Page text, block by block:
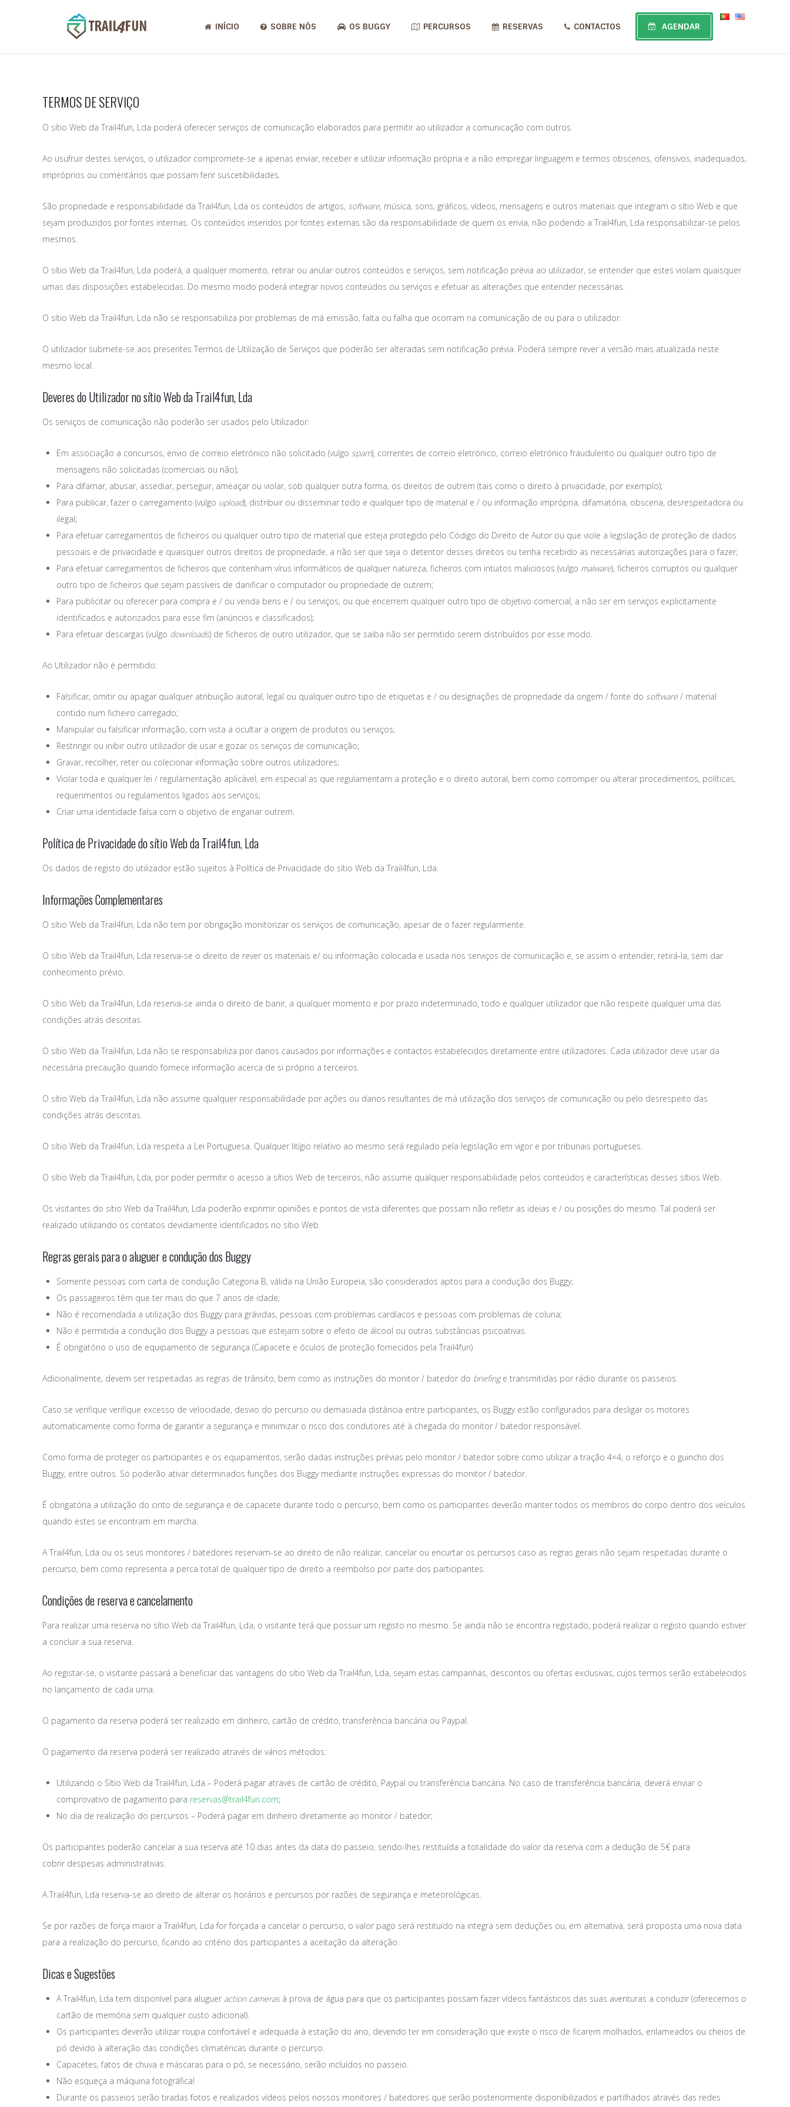
INÍCIO SOBRE NÓS OS BUGGY PERCURSOS RESERVAS CONTACTOS AGENDAR
TERMOS DE SERVIÇO
O sítio Web da Trail4fun, Lda poderá oferecer serviços de comunicação elaborados para permitir ao utilizador a comunicação com outros.
Ao usufruir destes serviços, o utilizador compromete-se a apenas enviar, receber e utilizar informação própria e a não empregar linguagem e termos obscenos, ofensivos, inadequados,
impróprios ou comentários que possam ferir suscetibilidades.
São propriedade e responsabilidade da Trail4fun, Lda os conteúdos de artigos, software, música, sons, gráficos, vídeos, mensagens e outros materiais que integram o sítio Web e que
sejam produzidos por fontes internas. Os conteúdos inseridos por fontes externas são da responsabilidade de quem os envia, não podendo a Trail4fun, Lda responsabilizar-se pelos
mesmos.
O sítio Web da Trail4fun, Lda poderá, a qualquer momento, retirar ou anular outros conteúdos e serviços, sem notificação prévia ao utilizador, se entender que estes violam quaisquer
umas das disposições estabelecidas. Do mesmo modo poderá integrar novos conteúdos ou serviços e efetuar as alterações que entender necessárias.
O sítio Web da Trail4fun, Lda não se responsabiliza por problemas de má emissão, falta ou falha que ocorram na comunicação de ou para o utilizador.
O utilizador submete-se aos presentes Termos de Utilização de Serviços que poderão ser alteradas sem notificação prévia. Poderá sempre rever a versão mais atualizada neste
mesmo local.
Deveres do Utilizador no sítio Web da Trail4fun, Lda
Os serviços de comunicação não poderão ser usados pelo Utilizador:
Em associação a concursos, envio de correio eletrónico não solicitado (vulgo spam), correntes de correio eletrónico, correio eletrónico fraudulento ou qualquer outro tipo de
mensagens não solicitadas (comerciais ou não);
Para difamar, abusar, assediar, perseguir, ameaçar ou violar, sob qualquer outra forma, os direitos de outrem (tais como o direito à privacidade, por exemplo);
Para publicar, fazer o carregamento (vulgo upload), distribuir ou disseminar todo e qualquer tipo de material e / ou informação imprópria, difamatória, obscena, desrespeitadora ou
ilegal;
Para efetuar carregamentos de ficheiros ou qualquer outro tipo de material que esteja protegido pelo Código do Direito de Autor ou que viole a legislação de proteção de dados
pessoais e de privacidade e quaisquer outros direitos de propriedade, a não ser que seja o detentor desses direitos ou tenha recebido as necessárias autorizações para o fazer;
Para efetuar carregamentos de ficheiros que contenham vírus informáticos de qualquer natureza, ficheiros com intuitos maliciosos (vulgo malware), ficheiros corruptos ou qualquer
outro tipo de ficheiros que sejam passíveis de danificar o computador ou propriedade de outrem;
Para publicitar ou oferecer para compra e / ou venda bens e / ou serviços, ou que encerrem qualquer outro tipo de objetivo comercial, a não ser em serviços explicitamente
identificados e autorizados para esse fim (anúncios e classificados);
Para efetuar descargas (vulgo downloads) de ficheiros de outro utilizador, que se saiba não ser permitido serem distribuídos por esse modo.
Ao Utilizador não é permitido:
Falsificar, omitir ou apagar qualquer atribuição autoral, legal ou qualquer outro tipo de etiquetas e / ou designações de propriedade da origem / fonte do software / material
contido num ficheiro carregado;
Manipular ou falsificar informação, com vista a ocultar a origem de produtos ou serviços;
Restringir ou inibir outro utilizador de usar e gozar os serviços de comunicação;
Gravar, recolher, reter ou colecionar informação sobre outros utilizadores;
Violar toda e qualquer lei / regulamentação aplicável, em especial as que regulamentam a proteção e o direito autoral, bem como corromper ou alterar procedimentos, políticas,
requerimentos ou regulamentos ligados aos serviços;
Criar uma identidade falsa com o objetivo de enganar outrem.
Política de Privacidade do sítio Web da Trail4fun, Lda
Os dados de registo do utilizador estão sujeitos à Política de Privacidade do sítio Web da Trail4fun, Lda.
Informações Complementares
O sítio Web da Trail4fun, Lda não tem por obrigação monitorizar os serviços de comunicação, apesar de o fazer regularmente.
O sítio Web da Trail4fun, Lda reserva-se o direito de rever os materiais e/ ou informação colocada e usada nos serviços de comunicação e, se assim o entender, retirá-la, sem dar
conhecimento prévio.
O sítio Web da Trail4fun, Lda reserva-se ainda o direito de banir, a qualquer momento e por prazo indeterminado, todo e qualquer utilizador que não respeite qualquer uma das
condições atrás descritas.
O sítio Web da Trail4fun, Lda não se responsabiliza por danos causados por informações e contactos estabelecidos diretamente entre utilizadores. Cada utilizador deve usar da
necessária precaução quando fornece informação acerca de si próprio a terceiros.
O sítio Web da Trail4fun, Lda não assume qualquer responsabilidade por ações ou danos resultantes de má utilização dos serviços de comunicação ou pelo desrespeito das
condições atrás descritas.
O sítio Web da Trail4fun, Lda respeita a Lei Portuguesa. Qualquer litígio relativo ao mesmo será regulado pela legislação em vigor e por tribunais portugueses.
O sítio Web da Trail4fun, Lda, por poder permitir o acesso a sítios Web de terceiros, não assume qualquer responsabilidade pelos conteúdos e características desses sítios Web.
Os visitantes do sítio Web da Trail4fun, Lda poderão exprimir opiniões e pontos de vista diferentes que possam não refletir as ideias e / ou posições do mesmo. Tal poderá ser
realizado utilizando os contatos devidamente identificados no sítio Web.
Regras gerais para o aluguer e condução dos Buggy
Somente pessoas com carta de condução Categoria B, válida na União Europeia, são considerados aptos para a condução dos Buggy;
Os passageiros têm que ter mais do que 7 anos de idade;
Não é recomendada a utilização dos Buggy para grávidas, pessoas com problemas cardíacos e pessoas com problemas de coluna;
Não é permitida a condução dos Buggy a pessoas que estejam sobre o efeito de álcool ou outras substâncias psicoativas.
É obrigatório o uso de equipamento de segurança (Capacete e óculos de proteção fornecidos pela Trail4fun)
Adicionalmente, devem ser respeitadas as regras de trânsito, bem como as instruções do monitor / batedor do briefinge transmitidas por rádio durante os passeios.
Caso se verifique verifique excesso de velocidade, desvio do percurso ou demasiada distância entre participantes, os Buggy estão configurados para desligar os motores
automaticamente como forma de garantir a segurança e minimizar o risco dos condutores até à chegada do monitor / batedor responsável.
Como forma de proteger os participantes e os equipamentos, serão dadas instruções prévias pelo monitor / batedor sobre como utilizar a tração 4×4, o reforço e o guincho dos
Buggy, entre outros. Só poderão ativar determinados funções dos Buggy mediante instruções expressas do monitor / batedor.
É obrigatória a utilização do cinto de segurança e de capacete durante todo o percurso, bem como os participantes deverão manter todos os membros do corpo dentro dos veículos
quando estes se encontram em marcha.
A Trail4fun, Lda ou os seus monitores / batedores reservam-se ao direito de não realizar, cancelar ou encurtar os percursos caso as regras gerais não sejam respeitadas durante o
percurso, bem como representa a perca total de qualquer tipo de direito a reembolso por parte dos participantes.
Condições de reserva e cancelamento
Para realizar uma reserva no sítio Web da Trail4fun, Lda, o visitante terá que possuir um registo no mesmo. Se ainda não se encontra registado, poderá realizar o registo quando estiver
a concluir a sua reserva.
Ao registar-se, o visitante passará a beneficiar das vantagens do sítio Web da Trail4fun, Lda, sejam estas campanhas, descontos ou ofertas exclusivas, cujos termos serão estabelecidos
no lançamento de cada uma.
O pagamento da reserva poderá ser realizado em dinheiro, cartão de crédito, transferência bancária ou Paypal.
O pagamento da reserva poderá ser realizado através de vários métodos:
Utilizando o Sítio Web da Trail4fun, Lda – Poderá pagar através de cartão de crédito, Paypal ou transferência bancária. No caso de transferência bancária, deverá enviar o
comprovativo de pagamento para reservas@trail4fun.com;
No dia de realização do percursos – Poderá pagar em dinheiro diretamente ao monitor / batedor;
Os participantes poderão cancelar a sua reserva até 10 dias antes da data do passeio, sendo-lhes restituída a totalidade do valor da reserva com a dedução de 5€ para
cobrir despesas administrativas.
A Trail4fun, Lda reserva-se ao direito de alterar os horários e percursos por razões de segurança e meteorológicas.
Se por razões de força maior a Trail4fun, Lda for forçada a cancelar o percurso, o valor pago será restituído na integra sem deduções ou, em alternativa, será proposta uma nova data
para a realização do percurso, ficando ao critério dos participantes a aceitação da alteração.
Dicas e Sugestões
A Trail4fun, Lda tem disponível para aluguer action cameras à prova de água para que os participantes possam fazer vídeos fantásticos das suas aventuras a conduzir (oferecemos o
cartão de memória sem qualquer custo adicional).
Os participantes deverão utilizar roupa confortável e adequada à estação do ano, devendo ter em consideração que existe o risco de ficarem molhados, enlameados ou cheios de
pó devido à alteração das condições climatéricas durante o percurso.
Capacetes, fatos de chuva e máscaras para o pó, se necessário, serão incluídos no passeio.
Não esqueça a máquina fotográfica!
Durante os passeios serão tiradas fotos e realizados vídeos pelos nossos monitores / batedores que serão posteriormente disponibilizados e partilhados através das redes